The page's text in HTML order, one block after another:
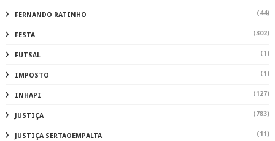
FERNANDO RATINHO (44)
FESTA (302)
FUTSAL (1)
IMPOSTO (1)
INHAPI (127)
JUSTIÇA (783)
JUSTIÇA SERTAOEMPALTA (11)